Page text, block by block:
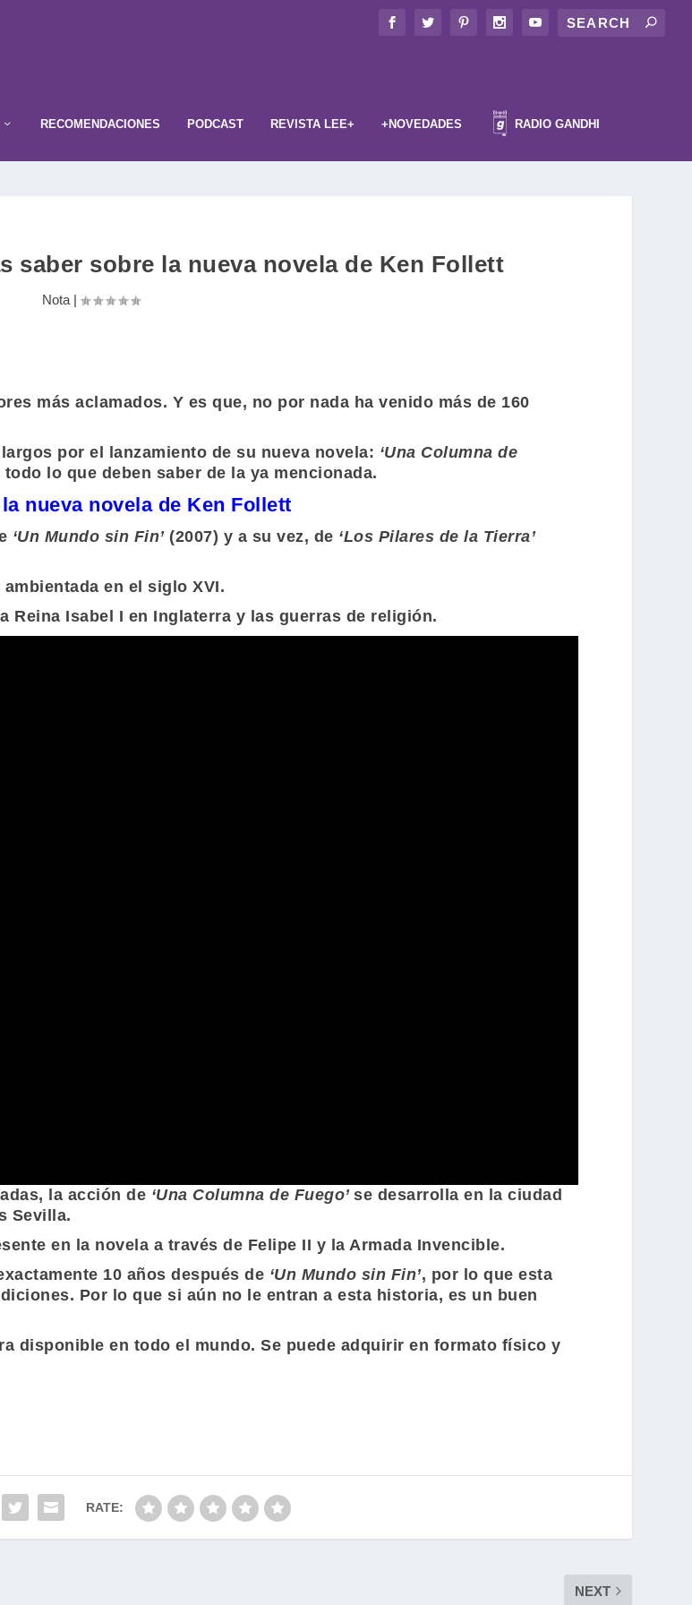
RECOMENDACIONES PODCAST REVISTA LEE+ +NOVEDADES RADIO GANDHI
saber sobre la nueva novela de Ken Follett
Nota|
más aclamados. Y es que, no por nada ha venido más de 160
por el lanzamiento de su nueva novela: ‘Una Columna de
lo que deben saber de la ya mencionada.
nueva novela de Ken Follett
‘Un Mundo sin Fin’(2007) y a su vez, de ‘Los Pilares de la Tierra’
en el siglo XVI.
Reina Isabel I en Inglaterra y las guerras de religión.
la acción de ‘Una Columna de Fuego’ se desarrolla en la ciudad
Sevilla.
en la novela a través de Felipe II y la Armada Invencible.
10 años después de ‘Un Mundo sin Fin’, por lo que esta
Por lo que si aún no le entran a esta historia, es un buen
disponible en todo el mundo. Se puede adquirir en formato físico y
RATE:
NEXT